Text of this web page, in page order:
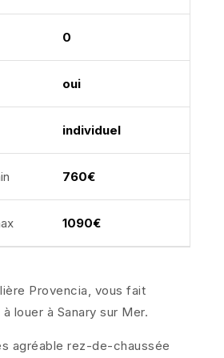
0
oui
individuel
760€
1090€
Provencia, vous fait
louer à Sanary sur Mer.
agréable rez-de-chaussée